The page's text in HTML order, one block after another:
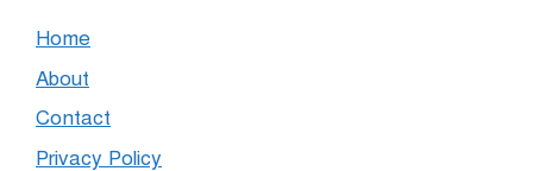
Home
About
Contact
Privacy Policy